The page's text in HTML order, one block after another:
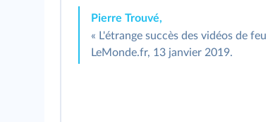
Pierre Trouvé,
« L'étrange succès des vidéos de
LeMonde.fr, 13 janvier 2019.